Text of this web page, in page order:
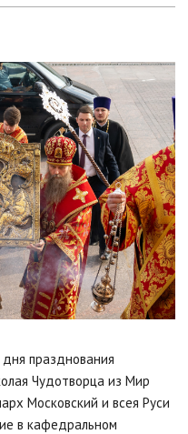
празднования
Чудотворца из Мир
Московский и всея Руси
в кафедральном